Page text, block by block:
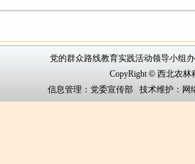
党的群众路线教育实践活动领导小组
CopyRight© 西北农林
信息管理：党委宣传部 技术维护：网